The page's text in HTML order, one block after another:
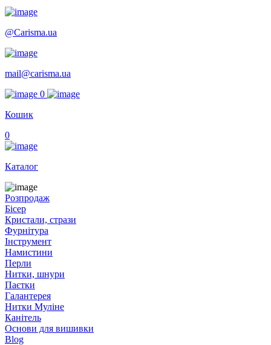
@Carisma.ua
mail@carisma.ua
0
Кошик
0
Каталог
Розпродаж
Бісер
Кристали, стрази
Фурнітура
Інструмент
Намистини
Перли
Нитки, шнури
Паєтки
Галантерея
Нитки Муліне
Канітель
Основи для вишивки
Blog